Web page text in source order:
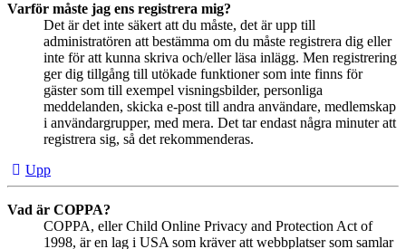
Varför måste jag ens registrera mig?
Det är det inte säkert att du måste, det är upp till
administratören att bestämma om du måste registrera dig eller
inte för att kunna skriva och/eller läsa inlägg. Men registrering
ger dig tillgång till utökade funktioner som inte finns för
gäster som till exempel visningsbilder, personliga
meddelanden, skicka e-post till andra användare, medlemskap
i användargrupper, med mera. Det tar endast några minuter att
registrera sig, så det rekommenderas.
Upp
Vad är COPPA?
COPPA, eller Child Online Privacy and Protection Act of
1998, är en lag i USA som kräver att webbplatser som samlar